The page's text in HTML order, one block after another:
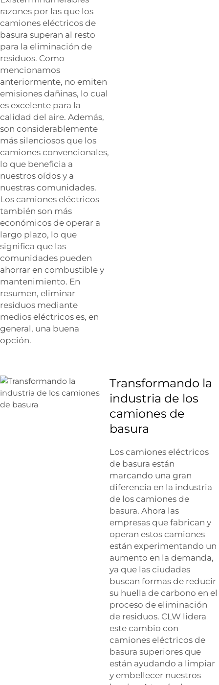
razones por las que los
camiones eléctricos de
basura superan al resto
para la eliminación de
residuos. Como
mencionamos
anteriormente, no emiten
emisiones dañinas, lo cual
es excelente para la
calidad del aire. Además,
son considerablemente
más silenciosos que los
camiones convencionales,
lo que beneficia a
nuestros oídos y a
nuestras comunidades.
Los camiones eléctricos
también son más
económicos de operar a
largo plazo, lo que
significa que las
comunidades pueden
ahorrar en combustible y
mantenimiento. En
resumen, eliminar
residuos mediante
medios eléctricos es, en
general, una buena
opción.
Transformando la
industria de los
camiones de
basura
Los camiones eléctricos
de basura están
marcando una gran
diferencia en la industria
de los camiones de
basura. Ahora las
empresas que fabrican y
operan estos camiones
están experimentando un
aumento en la demanda,
ya que las ciudades
buscan formas de reducir
su huella de carbono en el
proceso de eliminación
de residuos. CLW lidera
este cambio con
camiones eléctricos de
basura superiores que
están ayudando a limpiar
y embellecer nuestros